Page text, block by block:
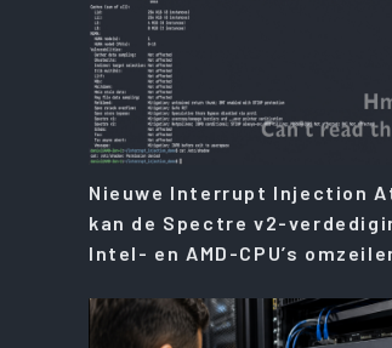
Nieuwe Interrupt Injection
kan de Spectre v2-
Intel- en AMD-CPU’s